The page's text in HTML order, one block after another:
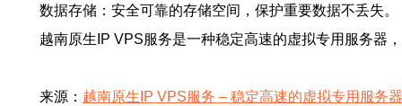
数据存储：安全可靠的存储空间，保护重要数据不丢失。
越南原生IP VPS服务是一种稳定高速的虚拟专用服务器
来源： 越南原生IP VPS服务 – 稳定高速的虚拟专用服务器